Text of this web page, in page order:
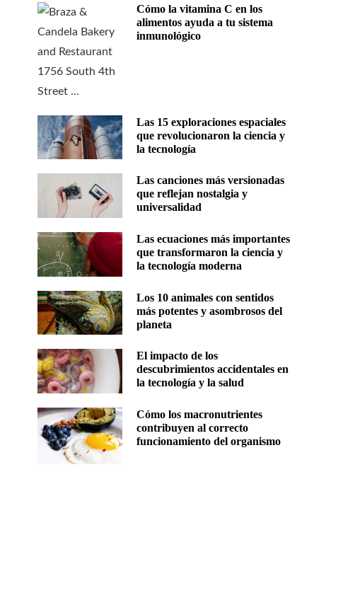
Cómo la vitamina C en los
alimentos ayuda a tu sistema
inmunológico
Las 15 exploraciones espaciales
que revolucionaron la ciencia y
la tecnología
Las canciones más versionadas
que reflejan nostalgia y
universalidad
Las ecuaciones más importantes
que transformaron la ciencia y
la tecnología moderna
Los 10 animales con sentidos
más potentes y asombrosos del
planeta
El impacto de los
descubrimientos accidentales en
la tecnología y la salud
Cómo los macronutrientes
contribuyen al correcto
funcionamiento del organismo